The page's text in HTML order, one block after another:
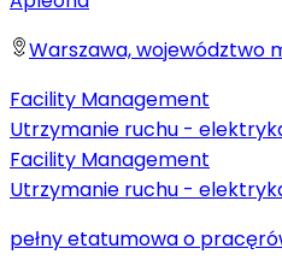
Warszawa, województwo
Facility Management
Utrzymanie ruchu -
Facility Management
Utrzymanie ruchu -
pełny etatumowa o pracę